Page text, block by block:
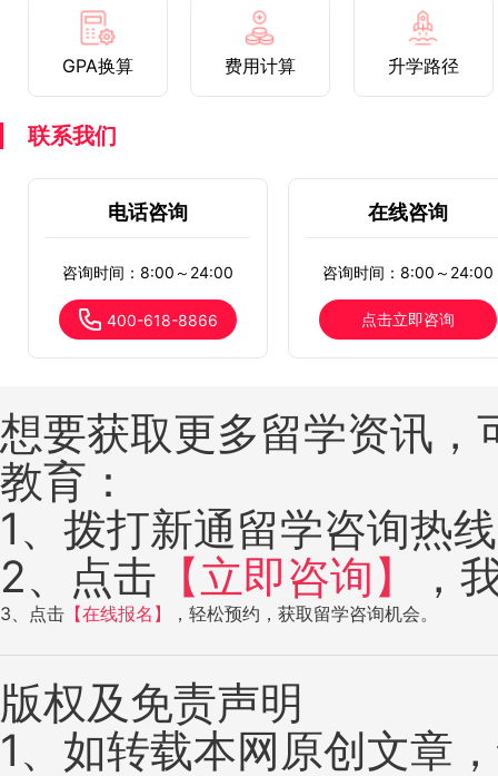
GPA换算 费用计算 升学路径
联系我们
电话咨询
咨询时间：8:00～24:00
400-618-8866
在线咨询
咨询时间：8:00～24:00
点击立即咨询
想要获取更多留学资讯
教育：
1、拨打新通留学咨询热
2、点击 【立即咨询】 ，
3、点击 【在线报名】 ，轻松预约，获取留学咨询机会。
版权及免责声明
1、如转载本网原创文章